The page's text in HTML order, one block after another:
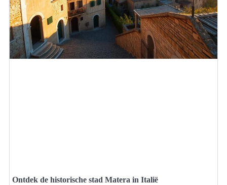
Ontdek de historische stad Matera in Italië